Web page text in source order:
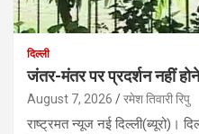
दिल्ली
जंतर-मंतर पर प्रदर्शन नहीं
August 7, 2026 रमेश तिवारी रिपु
राष्ट्रमत न्यूज नई दिल्ली(ब्यूरो)।